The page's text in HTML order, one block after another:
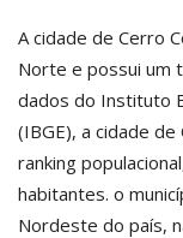
A cidade de Cerro
Norte e possui um
dados do Instituto
(IBGE), a cidade
ranking
habitantes. o
Nordeste do país,